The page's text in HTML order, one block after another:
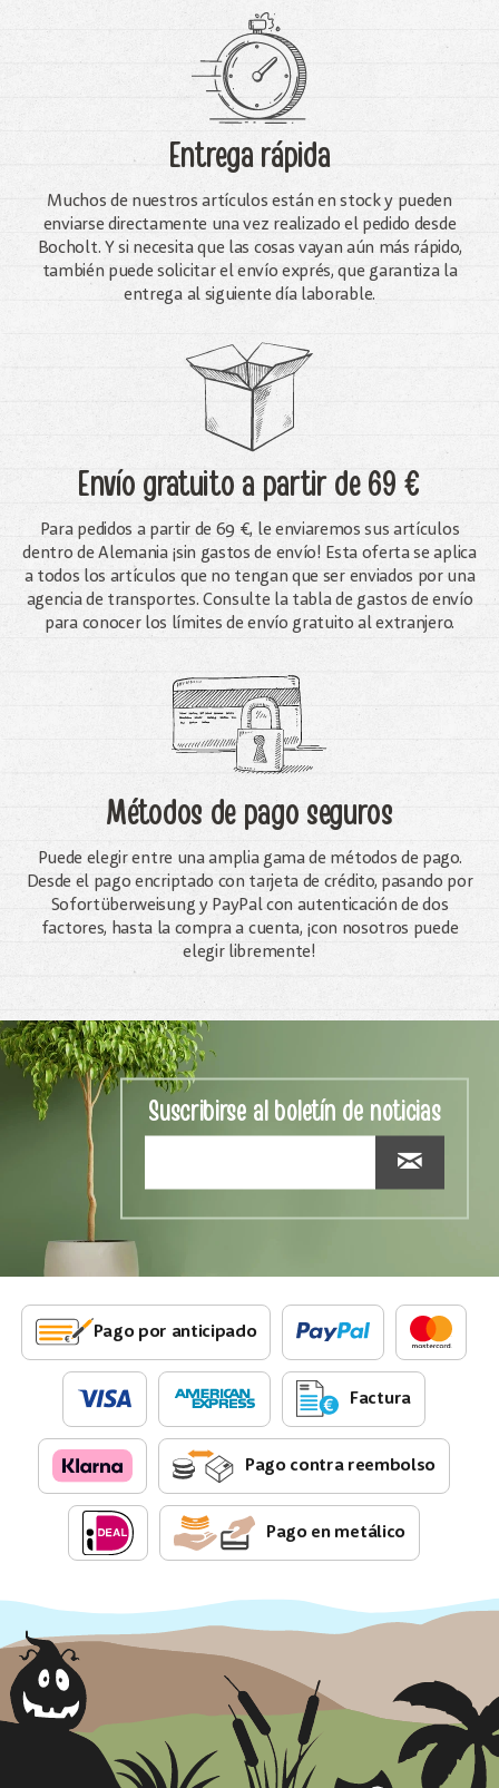
Entrega rápida
Muchos de nuestros artículos están en stock y pueden
enviarse directamente una vez realizado el pedido desde
Bocholt. Y si necesita que las cosas vayan aún más rápido,
también puede solicitar el envío exprés, que garantiza la
entrega al siguiente día laborable.
Envío gratuitoa partir de 69 €
Para pedidos a partir de 69 €, le enviaremos sus artículos
dentro de Alemania ¡sin gastos de envío! Esta oferta se aplica
a todos los artículos que no tengan que ser enviados por una
agencia de transportes. Consulte la tabla de gastos de envío
para conocer los límites de envío gratuito al extranjero.
Métodos de pago seguros
Puede elegir entre una amplia gama de métodos de pago.
Desde el pago encriptado con tarjeta de crédito, pasando por
Sofortüberweisung y PayPal con autenticación de dos
factores, hasta la compra a cuenta, ¡con nosotros puede
elegir libremente!
Suscribirse al boletín de noticias
Pago por anticipado
Factura
Pago contra reembolso
Pago en metálico